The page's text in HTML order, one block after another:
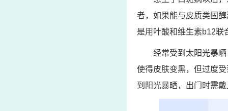
者，如果能与皮质类固
是用叶酸和维生素b12联
经常受到太阳光暴
使得皮肤变黑，但过度
到阳光暴晒，出门时需